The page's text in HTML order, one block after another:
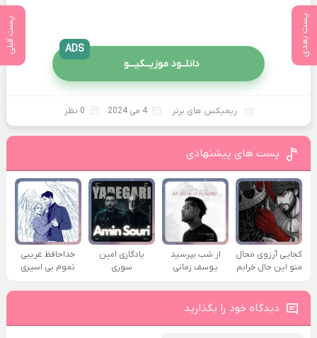
پست بعدی پست قبلی
دانلــود موزیــکیـــو
ADS
ریمیکس های برتر 4 می 2024 0 نظر
پست های پیشنهادی
کجایی آرزوی محال
منو این حال خرابم
از شب بپرسید
یوسف زمانی
یادگاری امین
سوری
خداحافظ غریبی
تموم بی اسیری
دیدگاه خود را بگذارید